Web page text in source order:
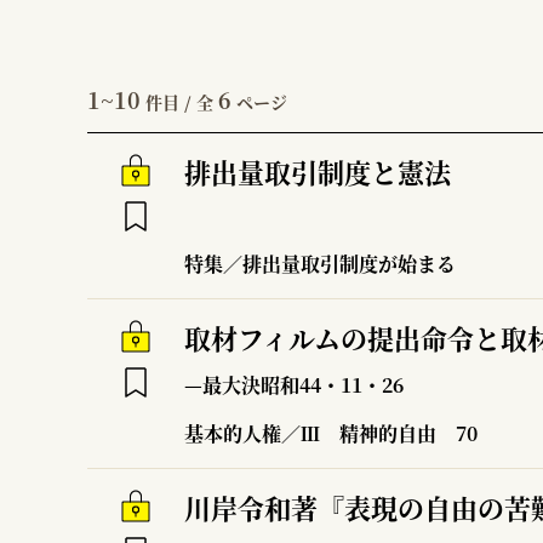
1~10 件目 / 全 6 ページ
排出量取引制度と憲法
特集／排出量取引制度が始まる
取材フィルムの提出命令と取
—最大決昭和44・11・26
基本的人権／Ⅲ 精神的自由
70
川岸令和著『表現の自由の苦